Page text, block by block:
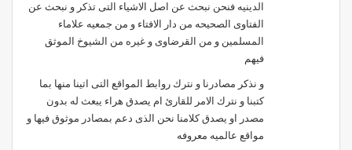
الدينيه فنحن نبحث عن اصل الاشياء التى تذكر و نبحث عن
الفتاوى الصحيحه من دار الافتاء و من جمعيه علاماء
المسلمين و من القرضاوى و غيره من الشيوخ الموثق
فيهم
و نذكر مصادرنا و نترك روابط المواقع التى اتينا منها بما
كتبنا و نترك الامر للقارئ ام يصدق هراء يبعث له بدون
مصدر او يصدق كلامنا نحن الذى دعم بمصادر موثوق فيها و
مواقع عالميه معروفه